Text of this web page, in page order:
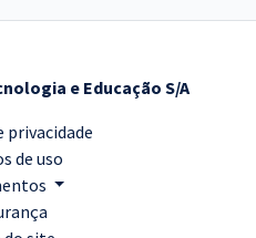
e Educação S/A
privacidade
de uso